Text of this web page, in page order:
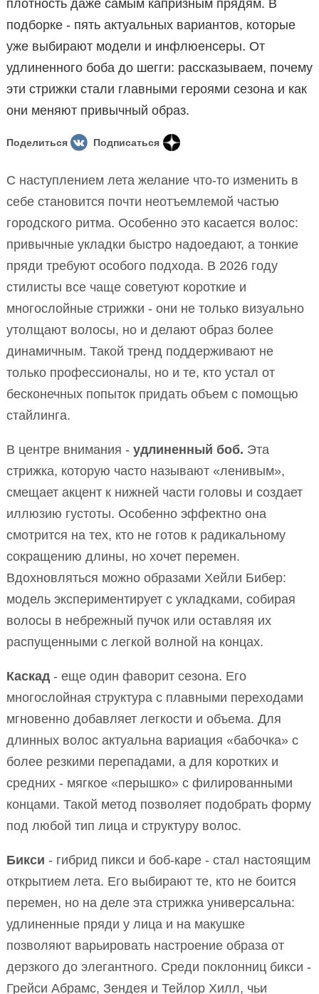
плотность даже самым капризным прядям. В
подборке - пять актуальных вариантов, которые
уже выбирают модели и инфлюенсеры. От
удлиненного боба до шегги: рассказываем, почему
эти стрижки стали главными героями сезона и как
они меняют привычный образ.
Поделиться Подписаться
С наступлением лета желание что-то изменить в
себе становится почти неотъемлемой частью
городского ритма. Особенно это касается волос:
привычные укладки быстро надоедают, а тонкие
пряди требуют особого подхода. В 2026 году
стилисты все чаще советуют короткие и
многослойные стрижки - они не только визуально
утолщают волосы, но и делают образ более
динамичным. Такой тренд поддерживают не
только профессионалы, но и те, кто устал от
бесконечных попыток придать объем с помощью
стайлинга.
В центре внимания - удлиненный боб. Эта
стрижка, которую часто называют «ленивым»,
смещает акцент к нижней части головы и создает
иллюзию густоты. Особенно эффектно она
смотрится на тех, кто не готов к радикальному
сокращению длины, но хочет перемен.
Вдохновляться можно образами Хейли Бибер:
модель экспериментирует с укладками, собирая
волосы в небрежный пучок или оставляя их
распущенными с легкой волной на концах.
Каскад - еще один фаворит сезона. Его
многослойная структура с плавными переходами
мгновенно добавляет легкости и объема. Для
длинных волос актуальна вариация «бабочка» с
более резкими перепадами, а для коротких и
средних - мягкое «перышко» с филированными
концами. Такой метод позволяет подобрать форму
под любой тип лица и структуру волос.
Бикси - гибрид пикси и боб-каре - стал настоящим
открытием лета. Его выбирают те, кто не боится
перемен, но на деле эта стрижка универсальна:
удлиненные пряди у лица и на макушке
позволяют варьировать настроение образа от
дерзкого до элегантного. Среди поклонниц бикси -
Грейси Абрамс, Зендея и Тейлор Хилл, чьи